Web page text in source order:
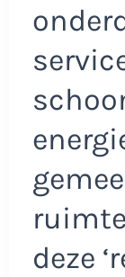
deze